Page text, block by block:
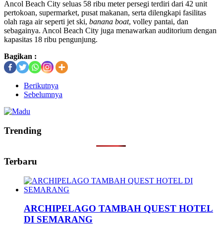
Ancol Beach City seluas 58 ribu meter persegi terdiri dari 42 unit
pertokoan, supermarket, pusat makanan, serta dilengkapi fasilitas
olah raga air seperti jet ski, banana boat, volley pantai, dan
sebagainya. Ancol Beach City juga menawarkan auditorium dengan
kapasitas 18 ribu pengunjung.
Bagikan :
Berikutnya
Sebelumnya
Trending
Terbaru
ARCHIPELAGO TAMBAH QUEST HOTEL
DI SEMARANG